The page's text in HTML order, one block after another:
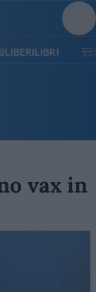
SOSTIENICI
vax in